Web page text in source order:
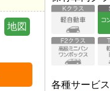
地図
各種サービス